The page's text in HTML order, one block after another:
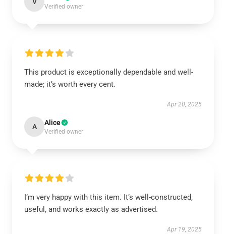
Verified owner
This product is exceptionally dependable and well-
made; it’s worth every cent.
Apr 20, 2025
A Alice
Verified owner
I’m very happy with this item. It’s well-constructed,
useful, and works exactly as advertised.
Apr 19, 2025